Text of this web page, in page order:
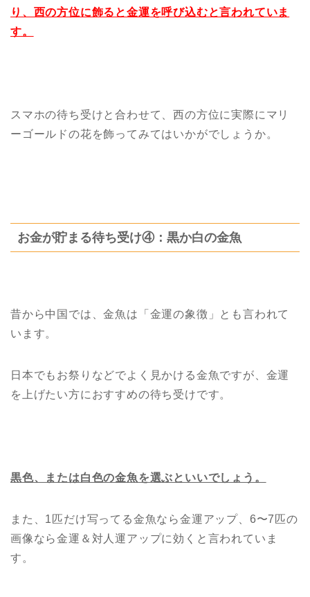
り、西の方位に飾ると金運を呼び込むと言われていま
す。
スマホの待ち受けと合わせて、西の方位に実際にマリ
ーゴールドの花を飾ってみてはいかがでしょうか。
お金が貯まる待ち受け④：黒か白の金魚
昔から中国では、金魚は「金運の象徴」とも言われて
います。
日本でもお祭りなどでよく見かける金魚ですが、金運
を上げたい方におすすめの待ち受けです。
黒色、または白色の金魚を選ぶといいでしょう。
また、1匹だけ写ってる金魚なら金運アップ、6〜7匹の
画像なら金運＆対人運アップに効くと言われていま
す。